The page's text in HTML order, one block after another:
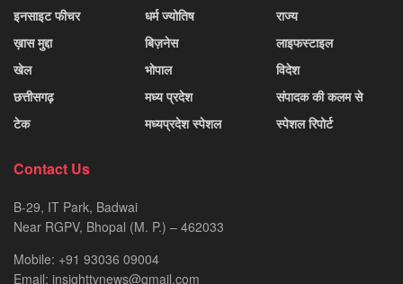
इनसाइट फीचर
ख़ास मुद्दा
खेल
छत्तीसगढ़
टेक
धर्म ज्योतिष
बिज़नेस
भोपाल
मध्य प्रदेश
मध्यप्रदेश स्पेशल
राज्य
लाइफस्टाइल
विदेश
संपादक की कलम से
स्पेशल रिपोर्ट
Contact Us
B-29, IT Park, Badwai
Near RGPV, Bhopal (M. P.) – 462033
Mobile: +91 93036 09004
Email: insighttvnews@gmail.com